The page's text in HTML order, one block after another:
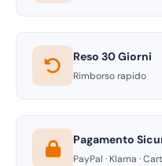
Reso 30 Giorni
Rimborso rapido
Pagamento
PayPal · Klarna ·